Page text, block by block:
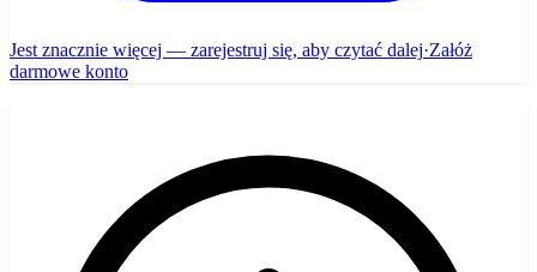
Jest znacznie więcej — zarejestruj się, aby czytać dalej·Załóż
darmowe konto